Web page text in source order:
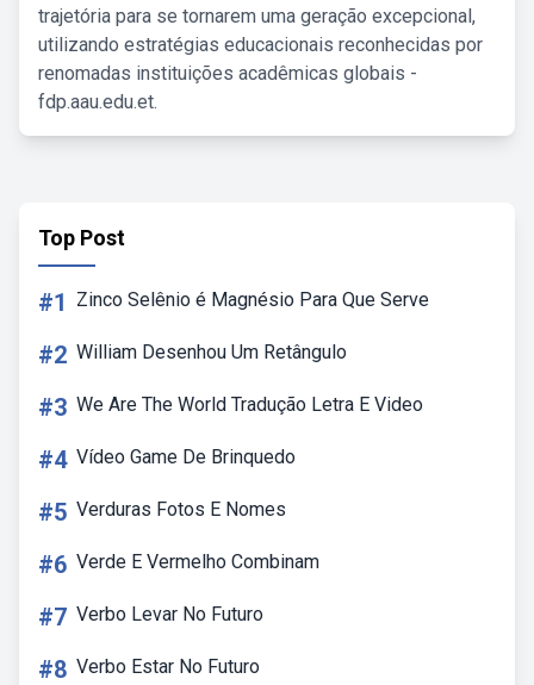
trajetória para se tornarem uma geração excepcional,
utilizando estratégias educacionais reconhecidas por
renomadas instituições acadêmicas globais -
fdp.aau.edu.et.
Top Post
#1 Zinco Selênio é Magnésio Para Que Serve
#2 William Desenhou Um Retângulo
#3 We Are The World Tradução Letra E Video
#4 Vídeo Game De Brinquedo
#5 Verduras Fotos E Nomes
#6 Verde E Vermelho Combinam
#7 Verbo Levar No Futuro
#8 Verbo Estar No Futuro